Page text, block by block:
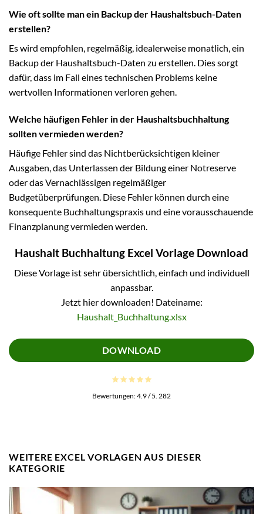
Wie oft sollte man ein Backup der Haushaltsbuch-Daten
erstellen?
Es wird empfohlen, regelmäßig, idealerweise monatlich, ein
Backup der Haushaltsbuch-Daten zu erstellen. Dies sorgt
dafür, dass im Fall eines technischen Problems keine
wertvollen Informationen verloren gehen.
Welche häufigen Fehler in der Haushaltsbuchhaltung
sollten vermieden werden?
Häufige Fehler sind das Nichtberücksichtigen kleiner
Ausgaben, das Unterlassen der Bildung einer Notreserve
oder das Vernachlässigen regelmäßiger
Budgetüberprüfungen. Diese Fehler können durch eine
konsequente Buchhaltungspraxis und eine vorausschauende
Finanzplanung vermieden werden.
Haushalt Buchhaltung Excel Vorlage Download
Diese Vorlage ist sehr übersichtlich, einfach und individuell
anpassbar.
Jetzt hier downloaden! Dateiname:
Haushalt_Buchhaltung.xlsx
DOWNLOAD
Bewertungen:4.9/ 5. 282
WEITERE EXCEL VORLAGEN AUS DIESER
KATEGORIE